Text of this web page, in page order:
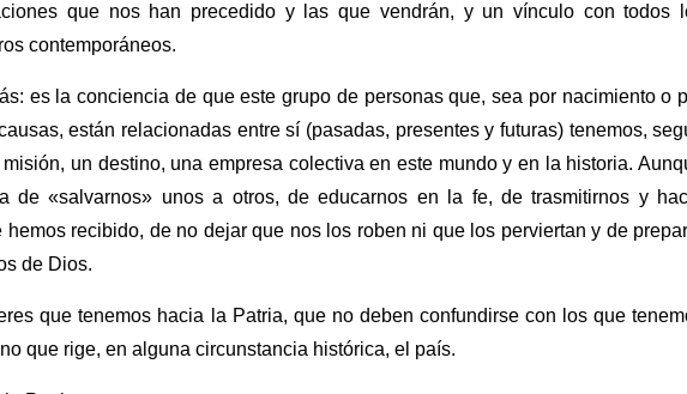
que nos han precedido y las que vendrán, y un vínculo con todos
contemporáneos.
es la conciencia de que este grupo de personas que, sea por nacimiento o
están relacionadas entre sí (pasadas, presentes y futuras) tenemos,
un destino, una empresa colectiva en este mundo y en la historia.
de «salvarnos» unos a otros, de educarnos en la fe, de trasmitirnos y
hemos recibido, de no dejar que nos los roben ni que los perviertan y de
de Dios.
que tenemos hacia la Patria, que no deben confundirse con los que
que rige, en alguna circunstancia histórica, el país.